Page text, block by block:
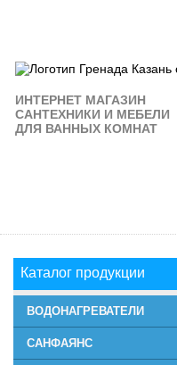
ИНТЕРНЕТ МАГАЗИН
САНТЕХНИКИ И МЕБЕЛИ
ДЛЯ ВАННЫХ КОМНАТ
Каталог продукции
ВОДОНАГРЕВАТЕЛИ
САНФАЯНС